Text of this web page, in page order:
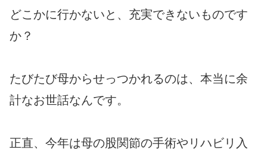
どこかに行かないと、充実できないものです
か？
たびたび母からせっつかれるのは、本当に余
計なお世話なんです。
正直、今年は母の股関節の手術やリハビリ入